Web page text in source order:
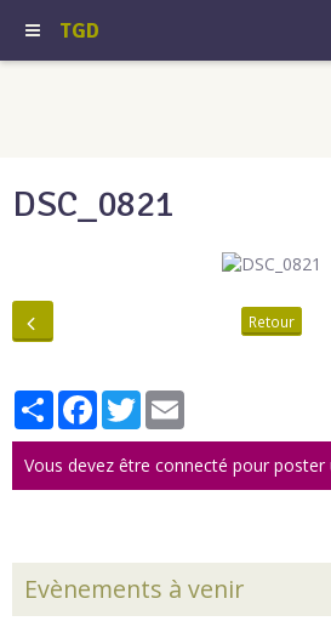
TGD
DSC_0821
Retour
PartagerFacebook
Twitter
Vous devez être connecté pour
Evènements à venir